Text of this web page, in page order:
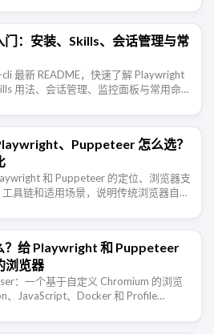
：安装、Skills、会话管理与常
最新 README，快速了解 Playwright
用法、会话管理、监控面板与常用命
、Puppeteer 怎么选？
和 Puppeteer 的定位、浏览器支
具链和适用场景，说明传统浏览器自动
的 …
给 Playwright 和 Puppeteer
浏览器
：一个基于自定义 Chromium 的浏览
、JavaScript、Docker 和 Profile